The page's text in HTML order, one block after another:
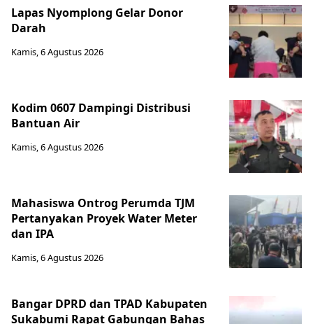
Lapas Nyomplong Gelar Donor
Darah
Kamis, 6 Agustus 2026
Kodim 0607 Dampingi Distribusi
Bantuan Air
Kamis, 6 Agustus 2026
Mahasiswa Ontrog Perumda TJM
Pertanyakan Proyek Water Meter
dan IPA
Kamis, 6 Agustus 2026
Bangar DPRD dan TPAD Kabupaten
Sukabumi Rapat Gabungan Bahas